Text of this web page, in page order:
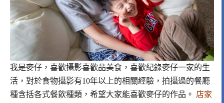
我是麥仔，喜歡攝影喜歡品美食，喜歡紀錄麥仔一家的生
活，對於食物攝影有10年以上的相關經驗，拍攝過的餐廳
種含括各式餐飲種類，希望大家能喜歡麥仔的作品。 店家